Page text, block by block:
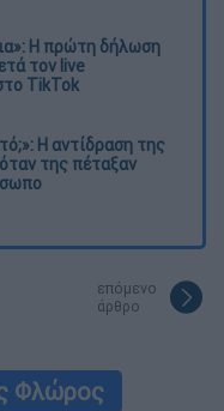
Η πρώτη δήλωση
τον live
TikTok
Η αντίδραση της
της πέταξαν
επόμενο
άρθρο
Φλώρος